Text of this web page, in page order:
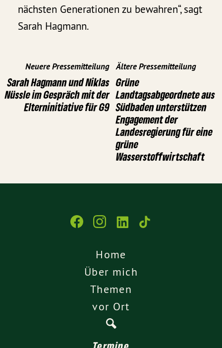
nächsten Generationen zu bewahren“, sagt
Sarah Hagmann.
Neuere Pressemitteilung
Sarah Hagmann und Niklas
Nüssle im Gespräch mit der
Elterninitiative für G9
Ältere Pressemitteilung
Grüne
Landtagsabgeordnete aus
Südbaden unterstützen
Engagement der
Landesregierung für eine
grüne
Wasserstoffwirtschaft
Home
Über mich
Themen
vor Ort